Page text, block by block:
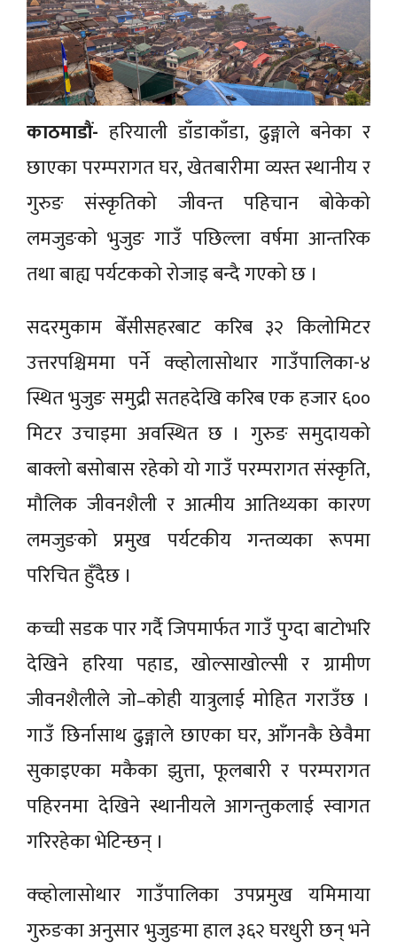
काठमाडौं- हरियाली डाँडाकाँडा, ढुङ्गाले बनेका र
छाएका परम्परागत घर, खेतबारीमा व्यस्त स्थानीय र
गुरुङ संस्कृतिको जीवन्त पहिचान बोकेको
लमजुङको भुजुङ गाउँ पछिल्ला वर्षमा आन्तरिक
तथा बाह्य पर्यटकको रोजाइ बन्दै गएको छ ।
सदरमुकाम बेँसीसहरबाट करिब ३२ किलोमिटर
उत्तरपश्चिममा पर्ने क्व्होलासोथार गाउँपालिका-४
स्थित भुजुङ समुद्री सतहदेखि करिब एक हजार ६००
मिटर उचाइमा अवस्थित छ । गुरुङ समुदायको
बाक्लो बसोबास रहेको यो गाउँ परम्परागत संस्कृति,
मौलिक जीवनशैली र आत्मीय आतिथ्यका कारण
लमजुङको प्रमुख पर्यटकीय गन्तव्यका रूपमा
परिचित हुँदैछ ।
कच्ची सडक पार गर्दै जिपमार्फत गाउँ पुग्दा बाटोभरि
देखिने हरिया पहाड, खोल्साखोल्सी र ग्रामीण
जीवनशैलीले जो–कोही यात्रुलाई मोहित गराउँछ ।
गाउँ छिर्नासाथ ढुङ्गाले छाएका घर, आँगनकै छेवैमा
सुकाइएका मकैका झुत्ता, फूलबारी र परम्परागत
पहिरनमा देखिने स्थानीयले आगन्तुकलाई स्वागत
गरिरहेका भेटिन्छन् ।
क्व्होलासोथार गाउँपालिका उपप्रमुख यमिमाया
गुरुङका अनुसार भुजुङमा हाल ३६२ घरधुरी छन् भने